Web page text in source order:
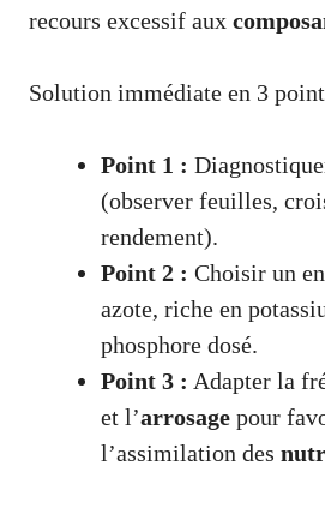
recours excessif aux
Solution immédiate en 3
Point 1 :
(observer feuilles,
rendement).
Point 2 : Choisir un
azote, riche en
phosphore dosé.
Point 3 : Adapter la
et l’arrosage pour
l’assimilation des